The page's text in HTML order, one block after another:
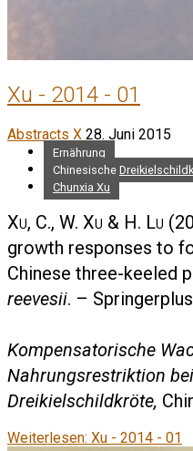
Xu - 2014 - 01
Abstracts X 28. Juni 2015
Ernährung
Chinesische
Chunxia Xu
Xu, C., W. Xu & H. Lu
growth responses to
Chinese three-keeled
reevesii. –
Kompensatorische
Nahrungsrestriktion
Dreikielschildkröte,
Weiterlesen: Xu - 2014 - 01